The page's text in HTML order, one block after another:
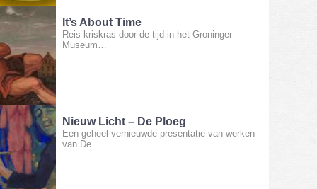
It’s About Time
Reis kriskras door de tijd in het Groninger
Museum…
Nieuw Licht – De Ploeg
Een geheel vernieuwde presentatie van werken
van De…